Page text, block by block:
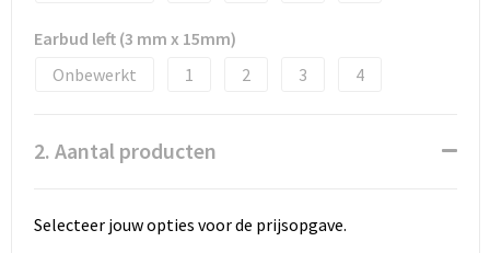
Earbud left (3 mm x 15mm)
Onbewerkt
1 2 3 4
2. Aantal producten
Selecteer jouw opties voor de prijsopgave.